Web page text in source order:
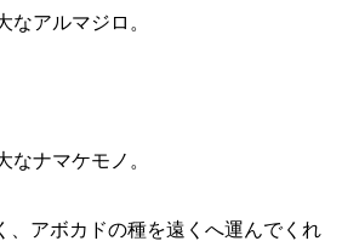
なアルマジロ。
なナマケモノ。
、アボカドの種を遠くへ運んでくれ